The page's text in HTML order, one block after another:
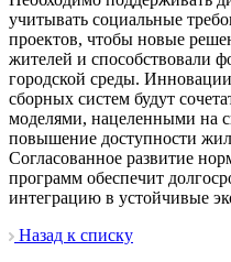
учитывать социальные
проектов, чтобы новые
жителей и способствовали
городской среды.
сборных систем будут
моделями, нацеленными на
повышение доступности
Согласованное развитие
программ обеспечит
интеграцию в устойчивые
Назад к списку